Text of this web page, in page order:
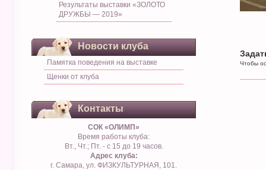
Результаты выставки «ЗОЛОТО
ДРУЖБЫ — 2019»
Новости клуба
Памятка поведения на выставке
Щенки от клуба
Контакты
СОК «ОЛИМП»
Время работы клуба:
Вт., Чт.; Пт. - с 15 до 19 часов.
Адрес клуба:
г. Самара, ул. ФИЗКУЛЬТУРНАЯ, 101.
Чтобы